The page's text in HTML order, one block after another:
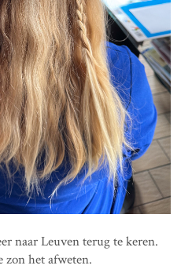
naar Leuven terug te keren.
zon het afweten.